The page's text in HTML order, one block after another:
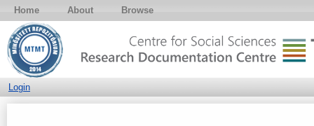
Home About Browse
Login